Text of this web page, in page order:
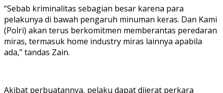
“Sebab kriminalitas sebagian besar karena para
pelakunya di bawah pengaruh minuman keras. Dan Kami
(Polri) akan terus berkomitmen memberantas peredaran
miras, termasuk home industry miras lainnya apabila
ada,” tandas Zain.
Akibat perbuatannya, pelaku dapat dijerat perkara